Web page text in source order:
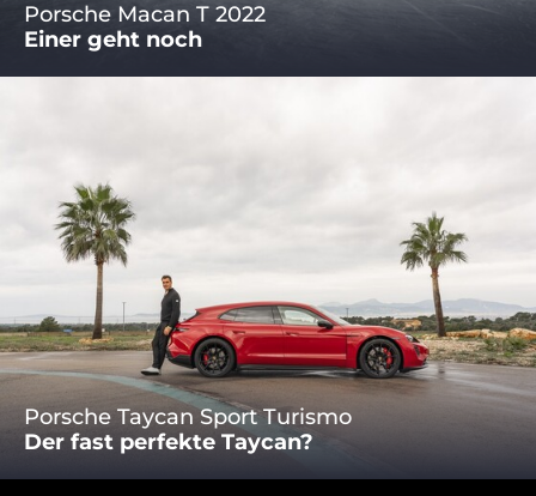
Porsche Macan T 2022
Einer geht noch
Porsche Taycan Sport Turismo
Der fast perfekte Taycan?